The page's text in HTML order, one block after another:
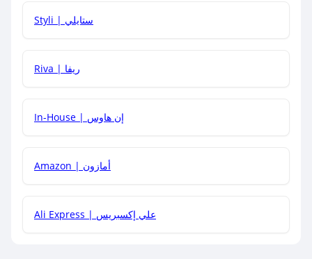
هل يمكنني جمع كود خصم مع العروض الأخرى؟
Styli | ستايلي
Riva | ريفا
In-House | إن هاوس
Amazon | أمازون
Ali Express | علي إكسبريس